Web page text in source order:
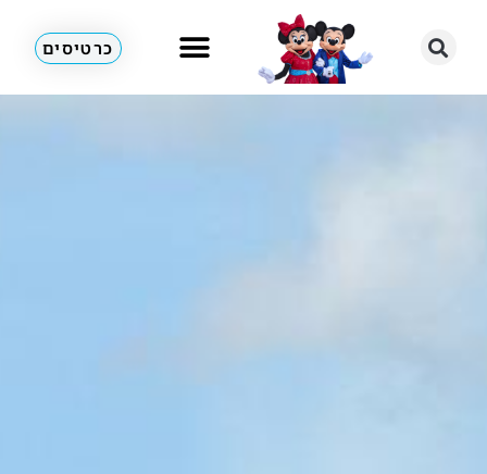
כרטיסים